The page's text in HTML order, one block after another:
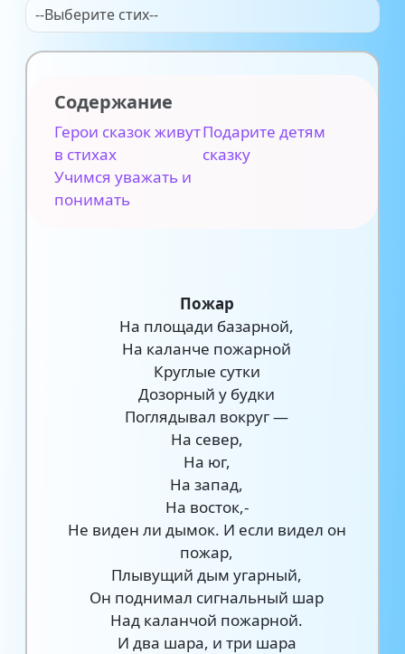
--Выберите стих--
Содержание
Герои сказок живут
в стихах
Подарите детям
сказку
Учимся уважать и
понимать
Пожар
На площади базарной,
На каланче пожарной
Круглые сутки
Дозорный у будки
Поглядывал вокруг —
На север,
На юг,
На запад,
На восток,-
Не виден ли дымок. И если видел он
пожар,
Плывущий дым угарный,
Он поднимал сигнальный шар
Над каланчой пожарной.
И два шара, и три шара